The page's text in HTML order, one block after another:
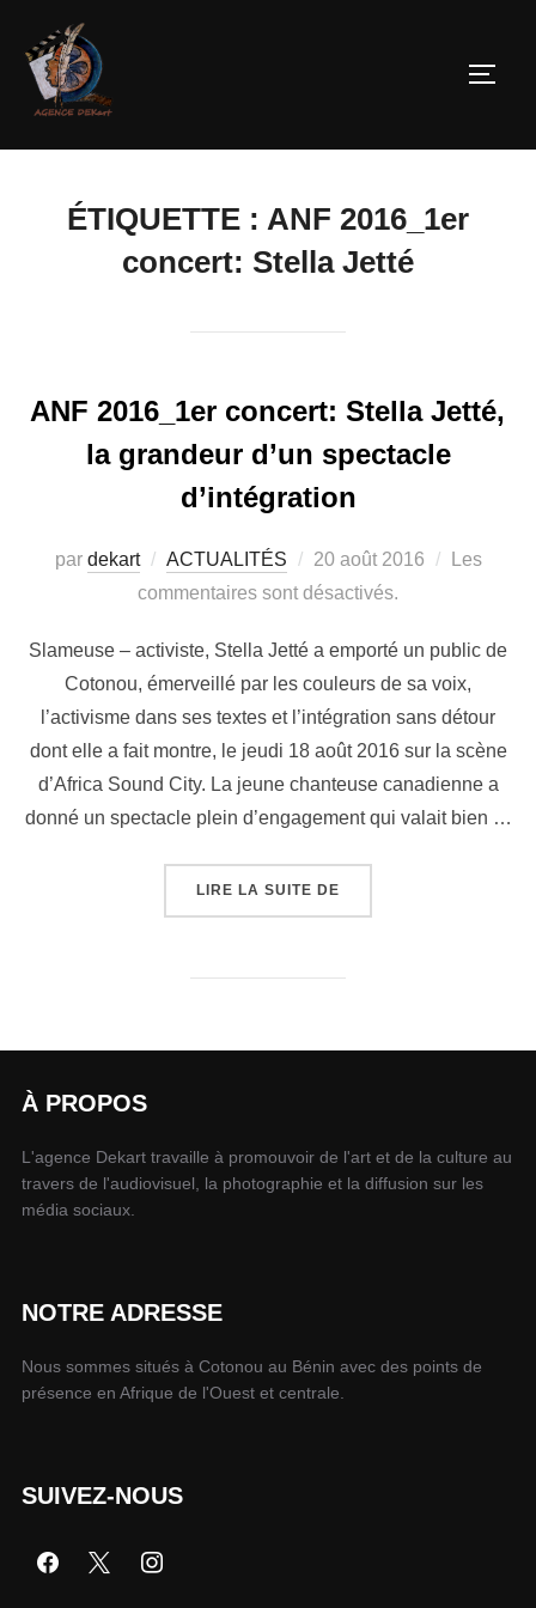
ÉTIQUETTE : ANF 2016_1er
concert: Stella Jetté
ANF 2016_1er concert: Stella Jetté,
la grandeur d’un spectacle
d’intégration
par dekart ACTUALITÉS 20 août 2016
Les
commentaires sont désactivés.
Slameuse – activiste, Stella Jetté a emporté un public de
Cotonou, émerveillé par les couleurs de sa voix,
l’activisme dans ses textes et l’intégration sans détour
dont elle a fait montre, le jeudi 18 août 2016 sur la scène
d’Africa Sound City. La jeune chanteuse canadienne a
donné un spectacle plein d’engagement qui valait bien …
LIRE LA SUITE DE
À PROPOS
L'agence Dekart travaille à promouvoir de l'art et de la culture au
travers de l'audiovisuel, la photographie et la diffusion sur les
média sociaux.
NOTRE ADRESSE
Nous sommes situés à Cotonou au Bénin avec des points de
présence en Afrique de l'Ouest et centrale.
SUIVEZ-NOUS